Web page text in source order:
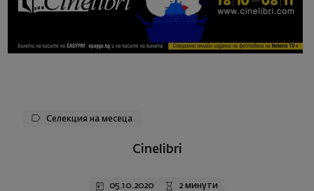
Селекция на месеца
Cinelibri
05.10.2020 2 минути